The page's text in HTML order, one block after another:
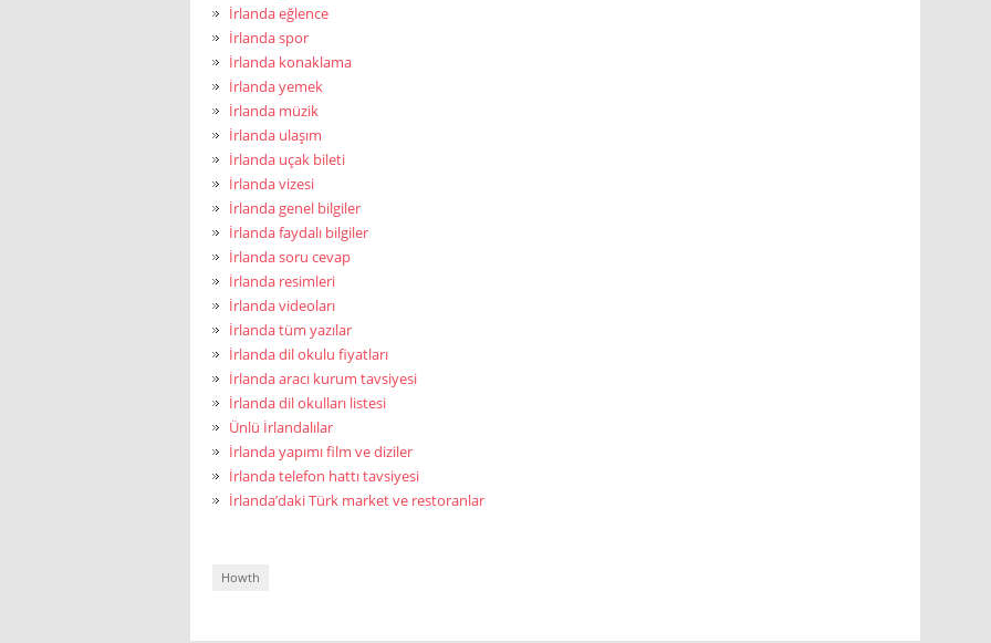
İrlanda eğlence
İrlanda spor
İrlanda konaklama
İrlanda yemek
İrlanda müzik
İrlanda ulaşım
İrlanda uçak bileti
İrlanda vizesi
İrlanda genel bilgiler
İrlanda faydalı bilgiler
İrlanda soru cevap
İrlanda resimleri
İrlanda videoları
İrlanda tüm yazılar
İrlanda dil okulu fiyatları
İrlanda aracı kurum tavsiyesi
İrlanda dil okulları listesi
Ünlü İrlandalılar
İrlanda yapımı film ve diziler
İrlanda telefon hattı tavsiyesi
İrlanda’daki Türk market ve restoranlar
Howth